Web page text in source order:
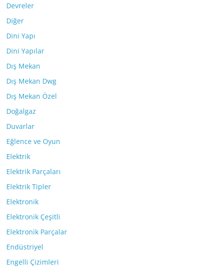
Devreler
Diğer
Dini Yapı
Dini Yapılar
Dış Mekan
Dış Mekan Dwg
Dış Mekan Özel
Doğalgaz
Duvarlar
Eğlence ve Oyun
Elektrik
Elektrik Parçaları
Elektrik Tipler
Elektronik
Elektronik Çeşitli
Elektronik Parçalar
Endüstriyel
Engelli Çizimleri